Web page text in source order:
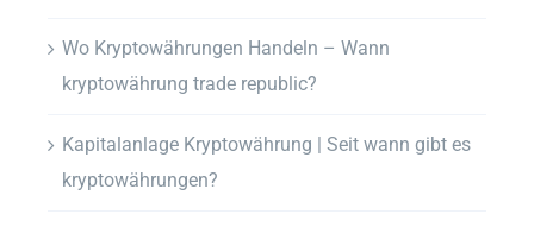
Wo Kryptowährungen Handeln – Wann
kryptowährung trade republic?
Kapitalanlage Kryptowährung | Seit wann gibt es
kryptowährungen?